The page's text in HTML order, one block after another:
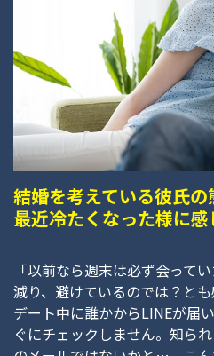
結婚を考えている彼氏の
最近冷たくなった様に感
「以前なら週末は必ず会って
減り、避けているのでは？とも
デート中に誰かからLINEが届
ぐにチェックしません。知ら